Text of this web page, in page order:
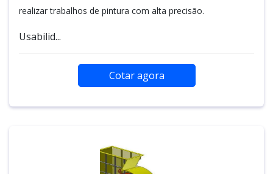
realizar trabalhos de pintura com alta precisão.
Usabilid...
Cotar agora